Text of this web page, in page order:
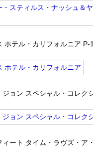
ホテル・カリフォルニア P-
ジョン スペシャル・コレク
ィート タイム・ラヴズ・ア